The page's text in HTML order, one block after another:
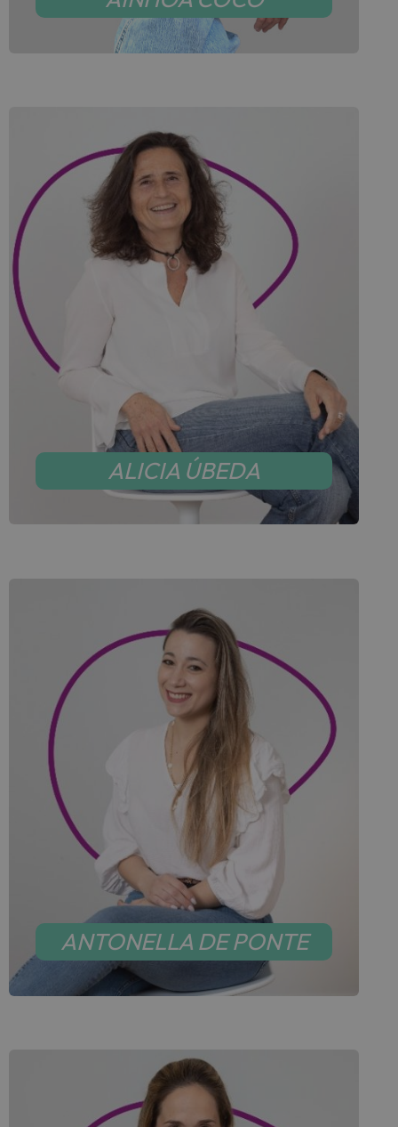
ALICIA ÚBEDA
ANTONELLA DE PONTE